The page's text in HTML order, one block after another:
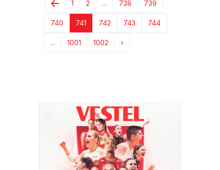
1 2 ... 738 739
740 741 742 743 744
... 1001 1002 ›